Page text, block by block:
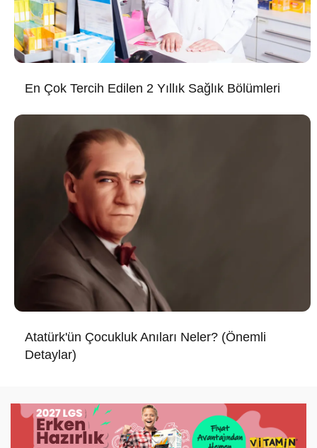
En Çok Tercih Edilen 2 Yıllık Sağlık Bölümleri
Atatürk'ün Çocukluk Anıları Neler? (Önemli
Detaylar)